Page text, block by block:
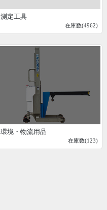
測定工具
在庫数(4962)
環境・物流用品
在庫数(123)